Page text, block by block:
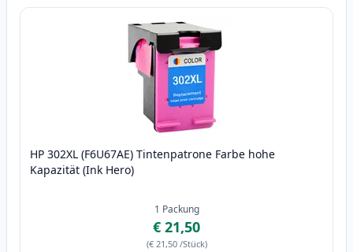
HP 302XL (F6U67AE) Tintenpatrone Farbe hohe
Kapazität (Ink Hero)
1 Packung
€ 21,50
(€ 21,50 /Stück)